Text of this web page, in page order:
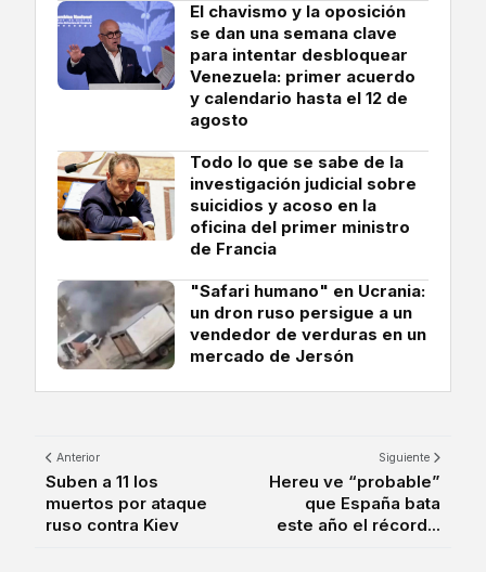
El chavismo y la oposición
se dan una semana clave
para intentar desbloquear
Venezuela: primer acuerdo
y calendario hasta el 12 de
agosto
Todo lo que se sabe de la
investigación judicial sobre
suicidios y acoso en la
oficina del primer ministro
de Francia
"Safari humano" en Ucrania:
un dron ruso persigue a un
vendedor de verduras en un
mercado de Jersón
Anterior
Suben a 11 los
muertos por ataque
ruso contra Kiev
Siguiente
Hereu ve “probable”
que España bata
este año el récord...